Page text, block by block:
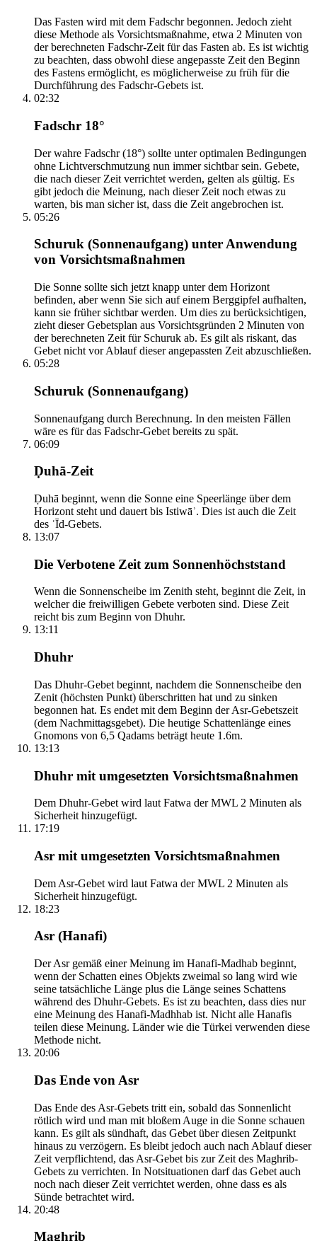
Das Fasten wird mit dem Fadschr begonnen. Jedoch zieht
diese Methode als Vorsichtsmaßnahme, etwa 2 Minuten von
der berechneten Fadschr-Zeit für das Fasten ab. Es ist wichtig
zu beachten, dass obwohl diese angepasste Zeit den Beginn
des Fastens ermöglicht, es möglicherweise zu früh für die
Durchführung des Fadschr-Gebets ist.
02:32
Fadschr 18°
Der wahre Fadschr (18°) sollte unter optimalen Bedingungen
ohne Lichtverschmutzung nun immer sichtbar sein. Gebete,
die nach dieser Zeit verrichtet werden, gelten als gültig. Es
gibt jedoch die Meinung, nach dieser Zeit noch etwas zu
warten, bis man sicher ist, dass die Zeit angebrochen ist.
05:26
Schuruk (Sonnenaufgang) unter Anwendung
von Vorsichtsmaßnahmen
Die Sonne sollte sich jetzt knapp unter dem Horizont
befinden, aber wenn Sie sich auf einem Berggipfel aufhalten,
kann sie früher sichtbar werden. Um dies zu berücksichtigen,
zieht dieser Gebetsplan aus Vorsichtsgründen 2 Minuten von
der berechneten Zeit für Schuruk ab. Es gilt als riskant, das
Gebet nicht vor Ablauf dieser angepassten Zeit abzuschließen.
05:28
Schuruk (Sonnenaufgang)
Sonnenaufgang durch Berechnung. In den meisten Fällen
wäre es für das Fadschr-Gebet bereits zu spät.
06:09
Ḍuhā-Zeit
Ḍuhā beginnt, wenn die Sonne eine Speerlänge über dem
Horizont steht und dauert bis Istiwāʾ. Dies ist auch die Zeit
des ʿĪd-Gebets.
13:07
Die Verbotene Zeit zum Sonnenhöchststand
Wenn die Sonnenscheibe im Zenith steht, beginnt die Zeit, in
welcher die freiwilligen Gebete verboten sind. Diese Zeit
reicht bis zum Beginn von Dhuhr.
13:11
Dhuhr
Das Dhuhr-Gebet beginnt, nachdem die Sonnenscheibe den
Zenit (höchsten Punkt) überschritten hat und zu sinken
begonnen hat. Es endet mit dem Beginn der Asr-Gebetszeit
(dem Nachmittagsgebet). Die heutige Schattenlänge eines
Gnomons von 6,5 Qadams beträgt heute 1.6m.
13:13
Dhuhr mit umgesetzten Vorsichtsmaßnahmen
Dem Dhuhr-Gebet wird laut Fatwa der MWL 2 Minuten als
Sicherheit hinzugefügt.
17:19
Asr mit umgesetzten Vorsichtsmaßnahmen
Dem Asr-Gebet wird laut Fatwa der MWL 2 Minuten als
Sicherheit hinzugefügt.
18:23
Asr (Hanafi)
Der Asr gemäß einer Meinung im Hanafi-Madhab beginnt,
wenn der Schatten eines Objekts zweimal so lang wird wie
seine tatsächliche Länge plus die Länge seines Schattens
während des Dhuhr-Gebets. Es ist zu beachten, dass dies nur
eine Meinung des Hanafi-Madhhab ist. Nicht alle Hanafis
teilen diese Meinung. Länder wie die Türkei verwenden diese
Methode nicht.
20:06
Das Ende von Asr
Das Ende des Asr-Gebets tritt ein, sobald das Sonnenlicht
rötlich wird und man mit bloßem Auge in die Sonne schauen
kann. Es gilt als sündhaft, das Gebet über diesen Zeitpunkt
hinaus zu verzögern. Es bleibt jedoch auch nach Ablauf dieser
Zeit verpflichtend, das Asr-Gebet bis zur Zeit des Maghrib-
Gebets zu verrichten. In Notsituationen darf das Gebet auch
noch nach dieser Zeit verrichtet werden, ohne dass es als
Sünde betrachtet wird.
20:48
Maghrib